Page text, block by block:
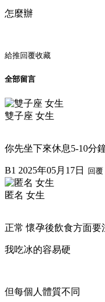
怎麼辦
給推回覆收藏
全部留言
雙子座 女生
你先坐下來休息5-10分
B1 2025年05月17日 回覆
匿名 女生
正常 懷孕後飲食方面要
我吃冰的容易硬
但每個人體質不同